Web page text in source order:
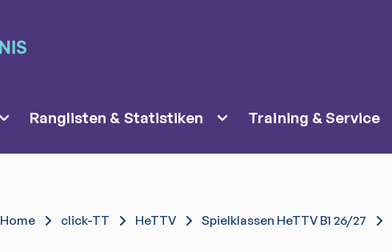
Ranglisten & Statistiken Training & Service
Home click-TT HeTTV Spielklassen HeTTV B1 26/27